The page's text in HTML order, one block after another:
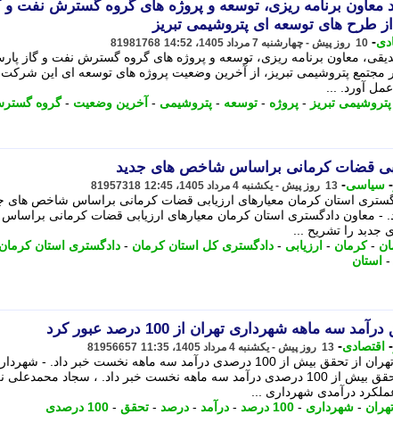
معاون برنامه ریزی، توسعه و پروژه های گروه گسترش نفت و
از طرح های توسعه ای پتروشیمی تبریز
- 10 روز پیش - چهارشنبه 7 مرداد 1405، 14:52 81981768
معاون برنامه ریزی، توسعه و پروژه های گروه گسترش نفت و گاز
مجتمع پتروشیمی تبریز، از آخرین وضعیت پروژه های توسعه ای این شرکت
آورد. ...
پتروشیمی تبریز - پروژه - توسعه - پتروشیمی - آخرین وضعیت -گروه
قضات کرمانی براساس شاخص های جدید
- سیاسی- 13 روز پیش - یکشنبه 4 مرداد 1405، 12:45 81957318
استان کرمان معیارهای ارزیابی قضات کرمانی براساس شاخص های
- معاون دادگستری استان کرمان معیارهای ارزیابی قضات کرمانی براساس
را تشریح ...
-کرمان - ارزیابی - دادگستری کل استان کرمان - دادگستری استان کرمان
- استان
سه ماهه شهرداری تهران از 100 درصد عبور کرد
- اقتصادی- 13 روز پیش - یکشنبه 4 مرداد 1405، 11:35 81956657
شهرداری تهران از تحقق بیش از 100 درصدی درآمد سه ماهه نخست خبر داد. -
تهران از تحقق بیش از 100 درصدی درآمد سه ماهه نخست خبر داد. ، سجاد محمدعلی
درآمدی شهرداری ...
- شهرداری - 100 درصد - درآمد - درصد - تحقق - 100 درصدی